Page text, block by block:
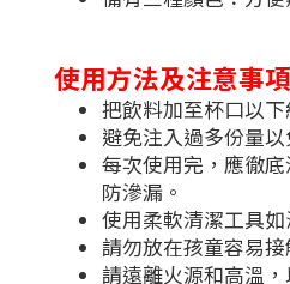
使用方法及注意事項
把飲料加至杯口以
避免注入過多份量
每次使用完，應徹
防滲漏。
使用柔軟清潔工具
請勿放在孩童容易
請遠離火源和高溫